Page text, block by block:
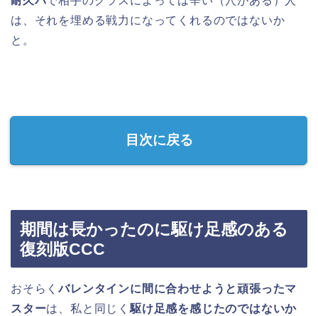
は、それを埋める戦力になってくれるのではないか
と。
目次に戻る
期間は長かったのに駆け足感のある
復刻版CCC
おそらくバレンタインに間に合わせようと頑張ったマ
スターは、私と同じく駆け足感を感じたのではないか